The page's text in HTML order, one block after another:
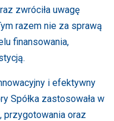
zwróciła uwagę
razem nie za sprawą
finansowania,
i efektywny
Spółka zastosowała w
przygotowania oraz